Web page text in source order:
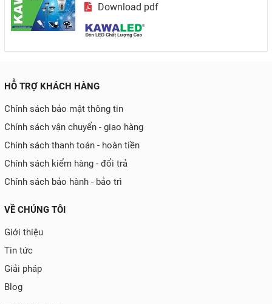
Download pdf
HỖ TRỢ KHÁCH HÀNG
Chính sách bảo mật thông tin
Chính sách vận chuyển - giao hàng
Chính sách thanh toán - hoàn tiền
Chính sách kiểm hàng - đổi trả
Chính sách bảo hành - bảo trì
VỀ CHÚNG TÔI
Giới thiệu
Tin tức
Giải pháp
Blog